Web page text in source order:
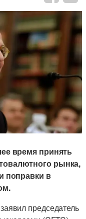
время принять
рынка,
поправки в
председатель